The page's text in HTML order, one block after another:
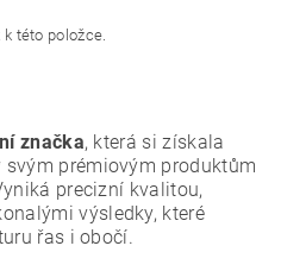
této položce.
značka, která si získala
prémiovým produktům
precizní kvalitou,
výsledky, které
řas i obočí.